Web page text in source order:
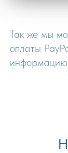
Так же мы
оплаты